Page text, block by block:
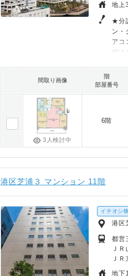
地上
★分
ン・
ア
細は
間取り画像
階
部屋番号
3人検討中
6階
港区芝浦３ マンション 11階
イチオシ
港区
都営
Ｊ
Ｊ
地下